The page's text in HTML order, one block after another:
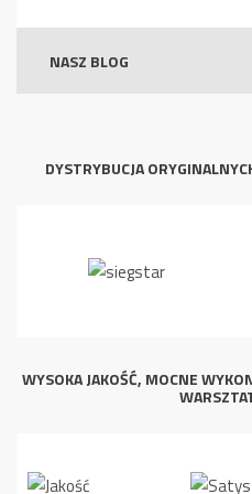
NASZ BLOG
DYSTRYBUCJA
WYSOKA JAKOŚĆ, MOCNE